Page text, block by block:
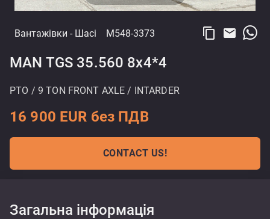
Вантажівки - Шасі M548-3373 content_copy email
MAN TGS 35.560 8x4*4
PTO / 9 TON FRONT AXLE / INTARDER
16 900 EUR без ПДВ
CONTACT US!
Загальна інформація